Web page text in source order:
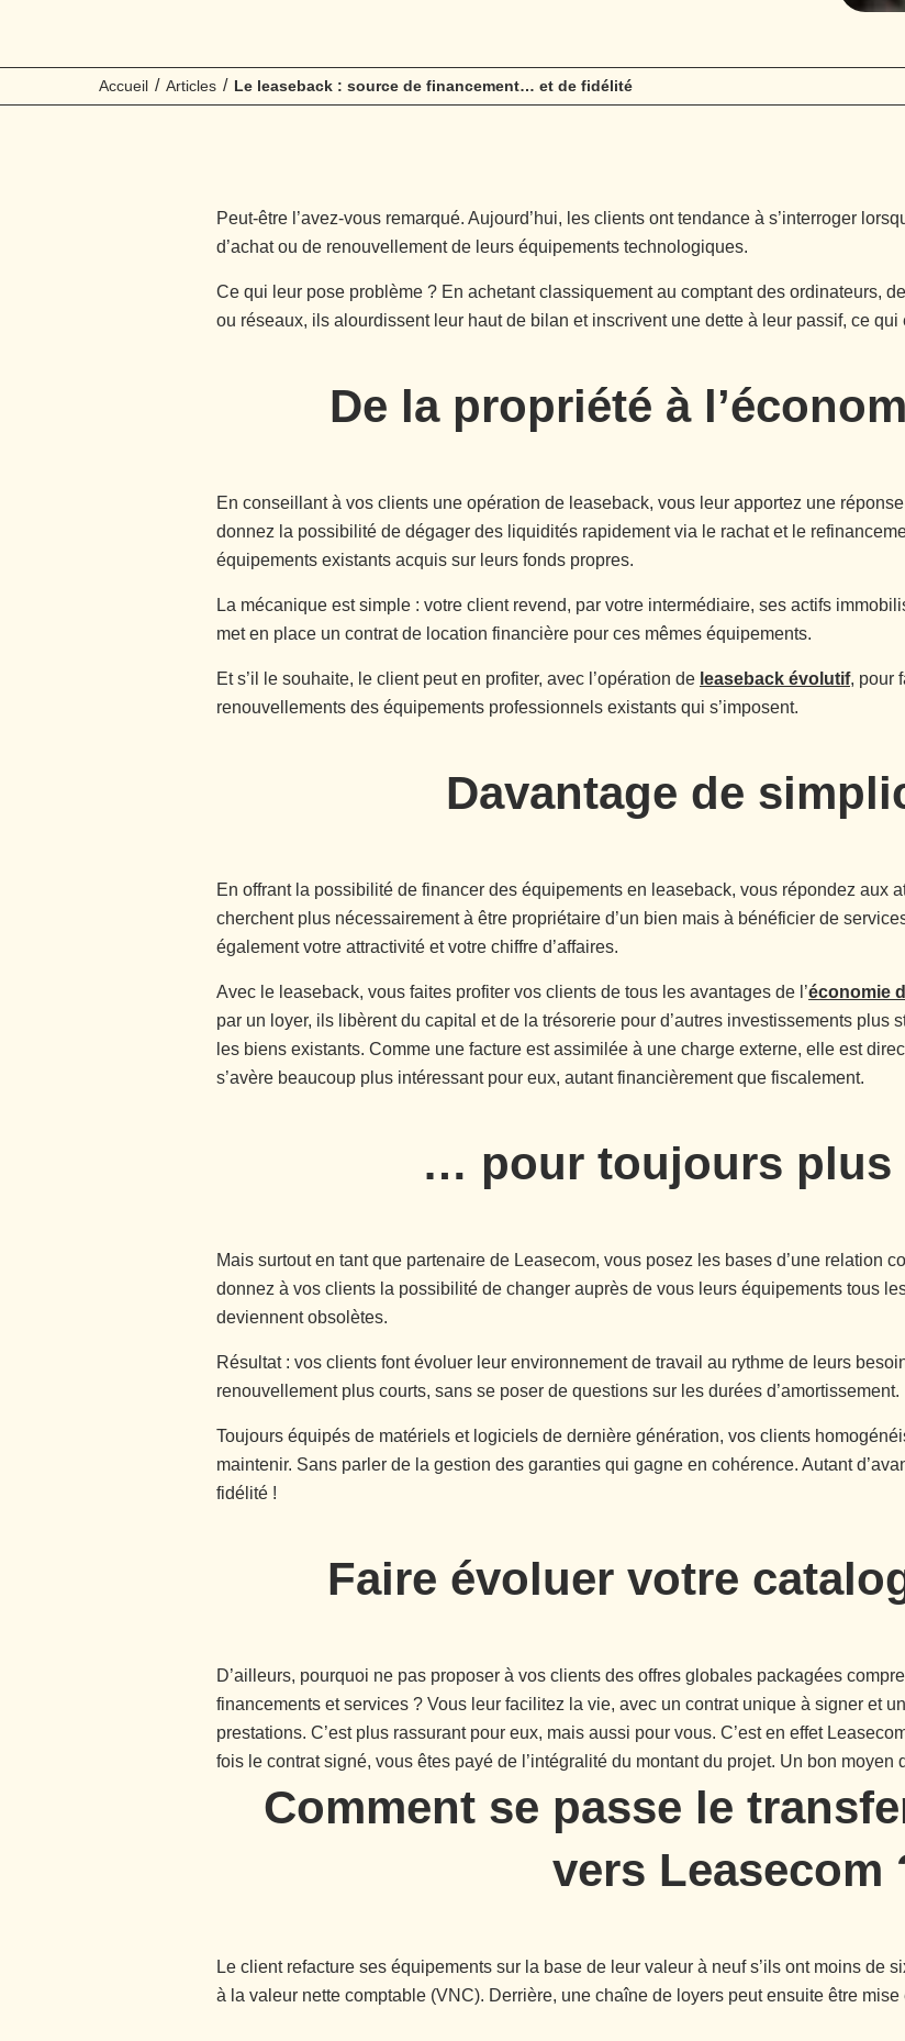
Accueil / Articles / Le leaseback : source de financement… et de fidélité
Peut-être l’avez-vous remarqué. Aujourd’hui, les clients ont tendance à s’interroger
d’achat ou de renouvellement de leurs équipements technologiques.
Ce qui leur pose problème ? En achetant classiquement au comptant des ordinateurs,
ou réseaux, ils alourdissent leur haut de bilan et inscrivent une dette à leur passif, ce qui
De la propriété à
En conseillant à vos clients une opération de leaseback, vous leur apportez une
donnez la possibilité de dégager des liquidités rapidement via le rachat et le
équipements existants acquis sur leurs fonds propres.
La mécanique est simple : votre client revend, par votre intermédiaire, ses actifs
met en place un contrat de location financière pour ces mêmes équipements.
Et s’il le souhaite, le client peut en profiter, avec l’opération de leaseback évolutif, pour
renouvellements des équipements professionnels existants qui s’imposent.
Davantage de
En offrant la possibilité de financer des équipements en leaseback, vous répondez aux
cherchent plus nécessairement à être propriétaire d’un bien mais à bénéficier de
également votre attractivité et votre chiffre d’affaires.
Avec le leaseback, vous faites profiter vos clients de tous les avantages de l’économie
par un loyer, ils libèrent du capital et de la trésorerie pour d’autres investissements plus
les biens existants. Comme une facture est assimilée à une charge externe, elle est
s’avère beaucoup plus intéressant pour eux, autant financièrement que fiscalement.
… pour toujours plus
Mais surtout en tant que partenaire de Leasecom, vous posez les bases d’une relation
donnez à vos clients la possibilité de changer auprès de vous leurs équipements tous
deviennent obsolètes.
Résultat : vos clients font évoluer leur environnement de travail au rythme de leurs
renouvellement plus courts, sans se poser de questions sur les durées d’amortissement.
Toujours équipés de matériels et logiciels de dernière génération, vos clients
maintenir. Sans parler de la gestion des garanties qui gagne en cohérence. Autant
fidélité !
Faire évoluer votre
D’ailleurs, pourquoi ne pas proposer à vos clients des offres globales packagées
financements et services ? Vous leur facilitez la vie, avec un contrat unique à signer et
prestations. C’est plus rassurant pour eux, mais aussi pour vous. C’est en effet
fois le contrat signé, vous êtes payé de l’intégralité du montant du projet. Un bon moyen
Comment se passe le
vers Leasecom
Le client refacture ses équipements sur la base de leur valeur à neuf s’ils ont moins de
à la valeur nette comptable (VNC). Derrière, une chaîne de loyers peut ensuite être mise